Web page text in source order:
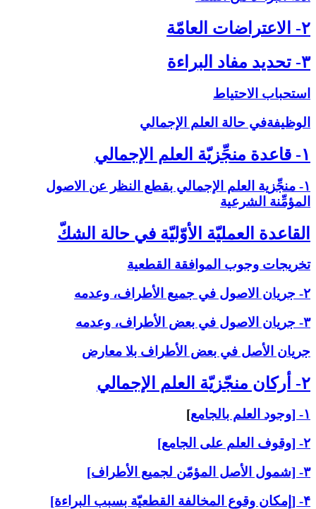
۲- الاعتراضات العامّة
۳- تحديد مفاد البراءة
استحباب الاحتياط
الوظيفةفي حالة العلم الإجمالي‏
۱- قاعدة منجِّزيّة العلم الإجمالي‏
۱- منجِّزية العلم الإجمالي بقطع النظر عن الاصول
المؤمِّنة الشرعية
القاعدة العمليّة الأوّليّة في حالة الشكّ‏
تخريجات وجوب الموافقة القطعية
۲- جريان الاصول في جميع الأطراف، وعدمه
۳- جريان الاصول في بعض الأطراف، وعدمه
جريان الأصل في بعض الأطراف بلا معارض
۲- أركان منجّزيّة العلم الإجمالي‏
۱- [وجود العلم بالجامع
]
۲- [وقوف العلم على الجامع]
۳- [شمول الأصل المؤمّن لجميع الأطراف]
۴- [إمكان وقوع المخالفة القطعيّة بسبب البراءة]